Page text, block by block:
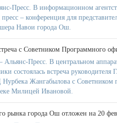
Пресс. В информационном
– конференция для
Навои города Ош.
с Советником Программного
Пресс. В центральном
состоялась встреча
Нурбека Жангабылова с
Милицей Ивановой.
рынка города Ош отложен на 20